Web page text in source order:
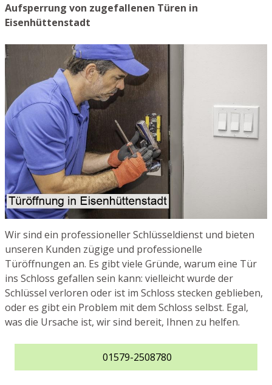
Aufsperrung von zugefallenen Türen in
Eisenhüttenstadt
Wir sind ein professioneller Schlüsseldienst und bieten
unseren Kunden zügige und professionelle
Türöffnungen an. Es gibt viele Gründe, warum eine Tür
ins Schloss gefallen sein kann: vielleicht wurde der
Schlüssel verloren oder ist im Schloss stecken geblieben,
oder es gibt ein Problem mit dem Schloss selbst. Egal,
was die Ursache ist, wir sind bereit, Ihnen zu helfen.
01579-2508780